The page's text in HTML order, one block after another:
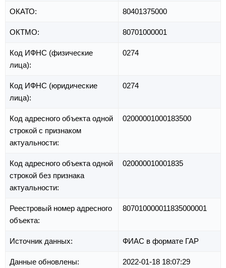
ОКАТО: 80401375000
ОКТМО: 80701000001
Код ИФНС (физические
лица):
0274
Код ИФНС (юридические
лица):
0274
Код адресного объекта одной
строкой с признаком
актуальности:
02000001000183500
Код адресного объекта одной
строкой без признака
актуальности:
020000010001835
Реестровый номер адресного
объекта:
807010000011835000001
Источник данных: ФИАС в формате ГАР
Данные обновлены: 2022-01-18 18:07:29